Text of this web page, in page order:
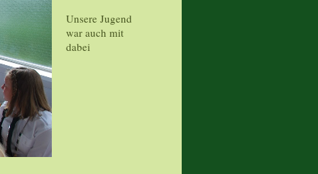
Unsere Jugend
war auch mit
dabei